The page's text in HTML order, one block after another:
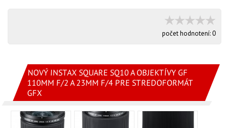
počet hodnotení:0
NOVÝ INSTAX SQUARE SQ10 A OBJEKTÍVY GF
110MM F/2 A 23MM F/4 PRE STREDOFORMÁT
GFX